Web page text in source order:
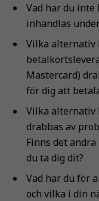
Vad har du inte
inhandlas
Vilka alternativ
Mastercard)
för dig att
Vilka alternativ
drabbas av
Finns det
du ta dig dit?
Vad har du för
och vilka i din